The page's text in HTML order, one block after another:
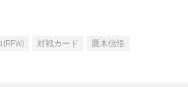
対戦カード 鷹木信悟